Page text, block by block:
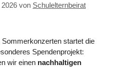
von Schulelternbeirat
Sommerkonzerten startet die
Spendenprojekt:
wir einen nachhaltigen